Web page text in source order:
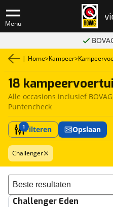
Menu
| Home>Kampeer>
18
Alle occasions inclusief
Puntencheck
1Filteren Opslaan
Challenger
Sorteer resultaten
Challenger Eden